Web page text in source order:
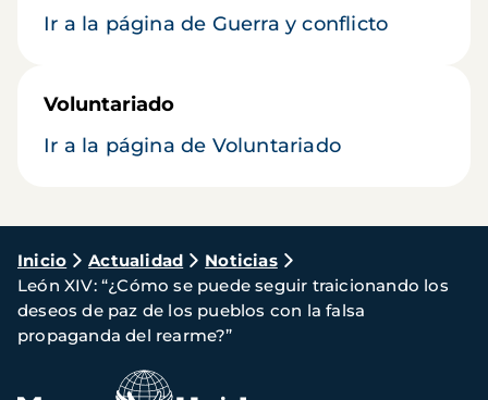
Ir a la página de Guerra y conflicto
Voluntariado
Ir a la página de Voluntariado
Ruta
de
navegación
Inicio Actualidad
Noticias
León XIV: “¿Cómo se puede seguir traicionando los
deseos de paz de los pueblos con la falsa
propaganda del rearme?”